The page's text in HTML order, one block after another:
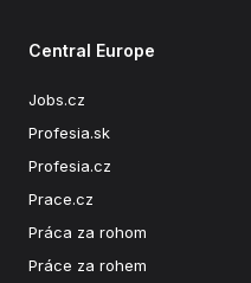
Central Europe
Jobs.cz
Profesia.sk
Profesia.cz
Prace.cz
Práca za rohom
Práce za rohem